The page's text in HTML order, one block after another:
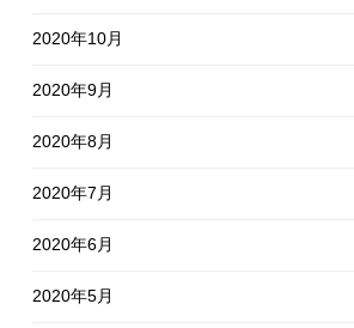
2020年10月
2020年9月
2020年8月
2020年7月
2020年6月
2020年5月